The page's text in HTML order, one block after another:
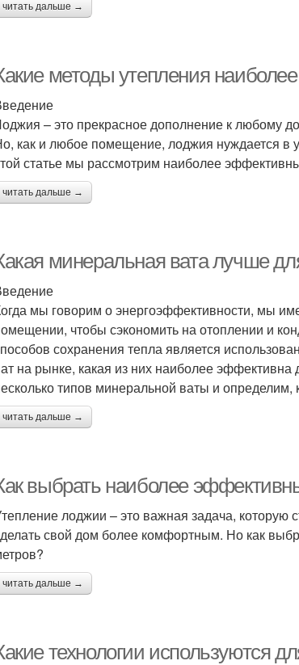
читать дальше →
методы утепления
– это прекрасное дополнение к любому
как и любое помещение, лоджия нуждается в
статье мы рассмотрим наиболее
читать дальше →
минеральная вата лучше
мы говорим о энергоэффективности, мы
чтобы сэкономить на отоплении и
сохранения тепла является
на рынке, какая из них наиболее
типов минеральной ваты и
читать дальше →
выбрать наиболее
лоджии – это важная задача, которую
свой дом более комфортным. Но как
читать дальше →
технологии используются